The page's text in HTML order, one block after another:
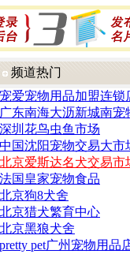
频道热门
宠爱宠物用品加盟连锁
广东南海大沥新城南宠
深圳花鸟虫鱼市场
中国沈阳宠物交易大市
北京爱斯达名犬交易市
法国皇家宠物食品
北京狗8犬舍
北京猎犬繁育中心
北京黑狼犬舍
pretty pet广州宠物用品